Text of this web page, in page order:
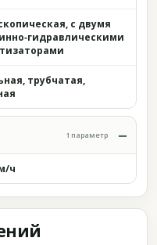
с двумя
трубчатая,
1 параметр
ч